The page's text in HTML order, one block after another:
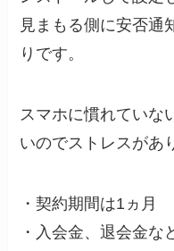
見まもる側に安否通
りです。
スマホに慣れていな
いのでストレスがあ
・契約期間は1ヵ月
・入会金、退会金な